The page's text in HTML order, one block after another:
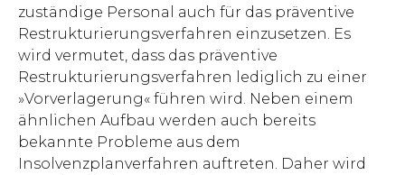
zuständige Personal auch für das präventive
Restrukturierungsverfahren einzusetzen. Es
wird vermutet, dass das präventive
Restrukturierungsverfahren lediglich zu einer
»Vorverlagerung« führen wird. Neben einem
ähnlichen Aufbau werden auch bereits
bekannte Probleme aus dem
Insolvenzplanverfahren auftreten. Daher wird